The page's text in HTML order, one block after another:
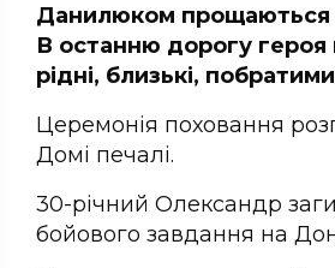
Данилюком прощаються
В останню дорогу
рідні, близькі,
Церемонія поховання
Домі печалі.
30-річний Олександр
бойового завдання на